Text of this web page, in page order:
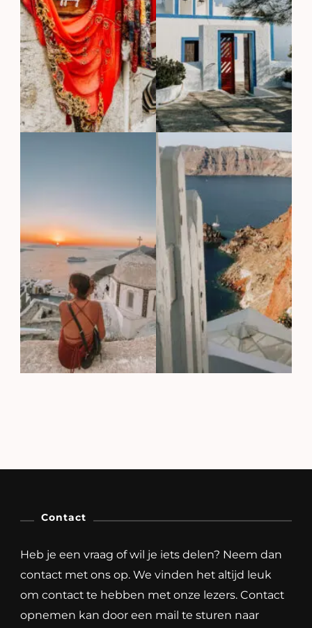
Contact
Heb je een vraag of wil je iets delen? Neem dan
contact met ons op. We vinden het altijd leuk
om contact te hebben met onze lezers. Contact
opnemen kan door een mail te sturen naar